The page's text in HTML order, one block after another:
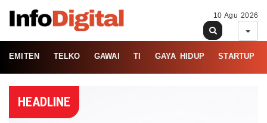
10 Agu 2026
EMITEN TELKO GAWAI TI GAYA HIDUP STARTUP
HEADLINE